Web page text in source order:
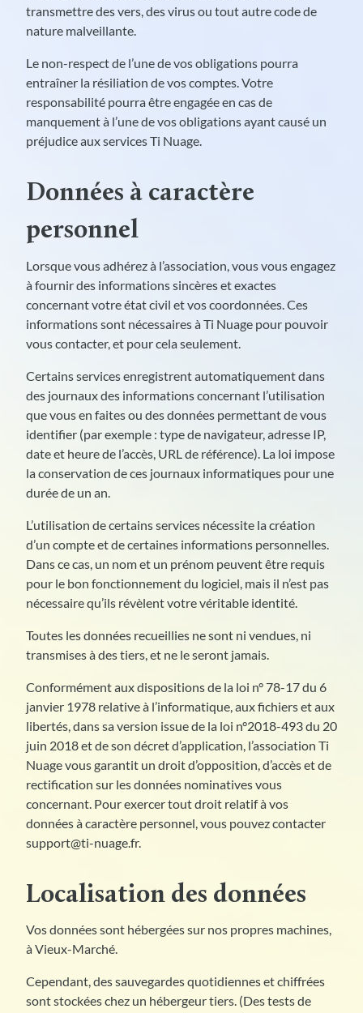
transmettre des vers, des virus ou tout autre code de
nature malveillante.
Le non-respect de l’une de vos obligations pourra
entraîner la résiliation de vos comptes. Votre
responsabilité pourra être engagée en cas de
manquement à l’une de vos obligations ayant causé un
préjudice aux services Ti Nuage.
Données à caractère
personnel
Lorsque vous adhérez à l’association, vous vous engagez
à fournir des informations sincères et exactes
concernant votre état civil et vos coordonnées. Ces
informations sont nécessaires à Ti Nuage pour pouvoir
vous contacter, et pour cela seulement.
Certains services enregistrent automatiquement dans
des journaux des informations concernant l’utilisation
que vous en faites ou des données permettant de vous
identifier (par exemple : type de navigateur, adresse IP,
date et heure de l’accès, URL de référence). La loi impose
la conservation de ces journaux informatiques pour une
durée de un an.
L’utilisation de certains services nécessite la création
d’un compte et de certaines informations personnelles.
Dans ce cas, un nom et un prénom peuvent être requis
pour le bon fonctionnement du logiciel, mais il n’est pas
nécessaire qu’ils révèlent votre véritable identité.
Toutes les données recueillies ne sont ni vendues, ni
transmises à des tiers, et ne le seront jamais.
Conformément aux dispositions de la loi n° 78-17 du 6
janvier 1978 relative à l’informatique, aux fichiers et aux
libertés, dans sa version issue de la loi n°2018-493 du 20
juin 2018 et de son décret d’application, l’association Ti
Nuage vous garantit un droit d’opposition, d’accès et de
rectification sur les données nominatives vous
concernant. Pour exercer tout droit relatif à vos
données à caractère personnel, vous pouvez contacter
support@ti-nuage.fr.
Localisation des données
Vos données sont hébergées sur nos propres machines,
à Vieux-Marché.
Cependant, des sauvegardes quotidiennes et chiffrées
sont stockées chez un hébergeur tiers. (Des tests de